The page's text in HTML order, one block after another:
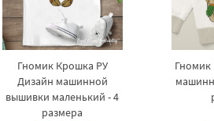
Гномик Крошка РУ
Дизайн машинной
вышивки маленький - 4
размера